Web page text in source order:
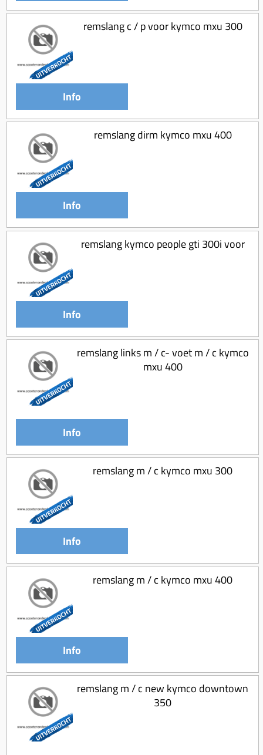
remslang c / p voor kymco mxu 300
Info
remslang dirm kymco mxu 400
Info
remslang kymco people gti 300i voor
Info
remslang links m / c- voet m / c kymco
mxu 400
Info
remslang m / c kymco mxu 300
Info
remslang m / c kymco mxu 400
Info
remslang m / c new kymco downtown
350